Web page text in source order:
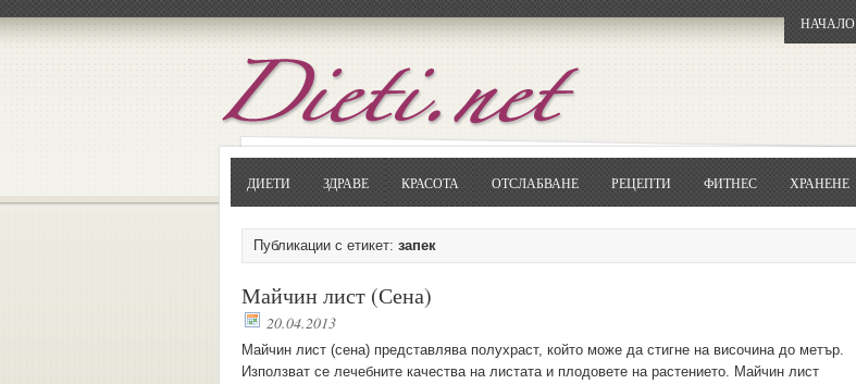
НАЧАЛО
ДИЕТИ ЗДРАВЕ КРАСОТА ОТСЛАБВАНЕ РЕЦЕПТИ ФИТНЕС ХРАНЕНЕ
Публикации с етикет: запек
Майчин лист (Сена)
20.04.2013
Майчин лист (сена) представлява полухраст, който може да стигне на височина до метър.
Използват се лечебните качества на листата и плодовете на растението. Майчин лист
ОтворетеGoogle.bg
Потърсете "Cloxy"